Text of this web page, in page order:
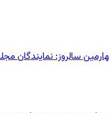
نمایندگان مجلس زار می‌زدند/ تهران در